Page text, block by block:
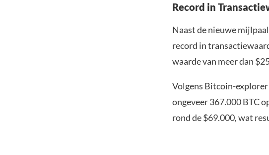
Record in
Naast de nieuwe
record in
waarde van meer dan
Volgens Bitcoin-
ongeveer 367.000 BTC
rond de $69.000, wat